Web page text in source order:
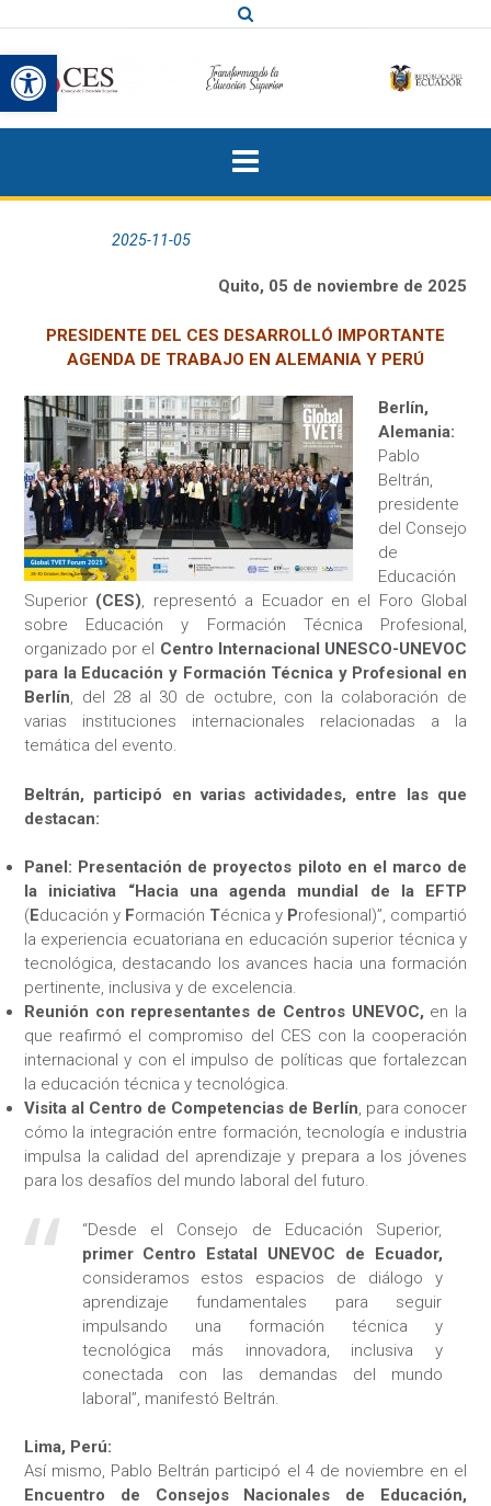
Abrir barra de herramientas
al
contenido
2025-11-05
Quito, 05 de noviembre de 2025
PRESIDENTE DEL CES DESARROLLÓ IMPORTANTE
AGENDA DE TRABAJO EN ALEMANIA Y PERÚ
Berlín,
Alemania:
Pablo
Beltrán,
presidente
del Consejo
de
Educación
Superior (CES), representó a Ecuador en el Foro Global
sobre Educación y Formación Técnica Profesional,
organizado por el Centro Internacional UNESCO-UNEVOC
para la Educación y Formación Técnica y Profesional en
Berlín, del 28 al 30 de octubre, con la colaboración de
varias instituciones internacionales relacionadas a la
temática del evento.
Beltrán, participó en varias actividades, entre las que
destacan:
Panel: Presentación de proyectos piloto en el marco de
la iniciativa “Hacia una agenda mundial de la EFTP
(Educación y Formación Técnica y Profesional)”, compartió
la experiencia ecuatoriana en educación superior técnica y
tecnológica, destacando los avances hacia una formación
pertinente, inclusiva y de excelencia.
Reunión con representantes de Centros UNEVOC, en la
que reafirmó el compromiso del CES con la cooperación
internacional y con el impulso de políticas que fortalezcan
la educación técnica y tecnológica.
Visita al Centro de Competencias de Berlín, para conocer
cómo la integración entre formación, tecnología e industria
impulsa la calidad del aprendizaje y prepara a los jóvenes
para los desafíos del mundo laboral del futuro.
“Desde el Consejo de Educación Superior,
primer Centro Estatal UNEVOC de Ecuador,
consideramos estos espacios de diálogo y
aprendizaje fundamentales para seguir
impulsando una formación técnica y
tecnológica más innovadora, inclusiva y
conectada con las demandas del mundo
laboral”, manifestó Beltrán.
Lima, Perú:
Así mismo, Pablo Beltrán participó el 4 de noviembre en el
Encuentro de Consejos Nacionales de Educación,